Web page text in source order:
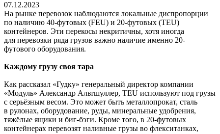
07.12.2023
На рынке перевозок наблюдаются локальные диспропорции
по наличию 40-футовых (FEU) и 20-футовых (TEU)
контейнеров. Эти перекосы некритичны, хотя иногда
для перевозки ряда грузов важно наличие именно 20-
футового оборудования.
Каждому грузу своя тара
Как рассказал «Гудку» генеральный директор компании
«Модуль» Александр Альтшуллер, TEU используют под грузы
с серьёзным весом. Это может быть металлопрокат, сталь
в рулонах, оборудование, руды, минеральные удобрения,
тяжёлые ящики и биг-бэги. Кроме того, в 20-футовых
контейнерах перевозят наливные грузы во флекситанках,